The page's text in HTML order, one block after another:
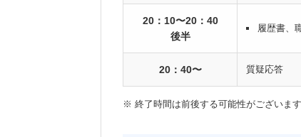
20：10〜20：40
後半
履歴書、
20：40〜 質疑応答
※ 終了時間は前後する可能性がございます